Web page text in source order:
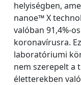
helyiségben,
nanoe™ X
valóban 91,4%-
koronavírusra.
laboratóriumi
nem szerepelt a
életterekben